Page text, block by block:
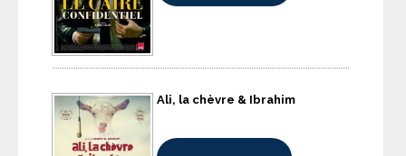
Ali, la chèvre & Ibrahim